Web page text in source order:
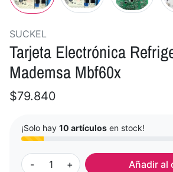
SUCKEL
Tarjeta Electrónica
Mademsa Mbf60x
$79.840
¡Solo hay 10 artículos en stock!
- + Añadir al